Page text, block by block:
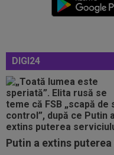
DIGI24
Putin a extins
EXCLUSIV
23:58 VIDEO
Daniel
Rapid: ”Mamă, aoleu!
23:54
”Păcat!” Adrian
Alexi Pitu, după ce
23:42 EXCLUSIV
2 la
controversată fază din